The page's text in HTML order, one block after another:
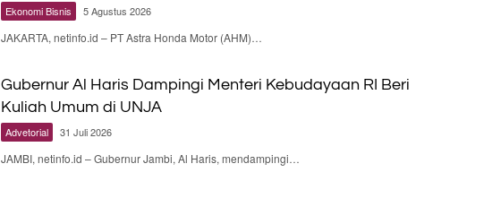
Ekonomi Bisnis 5 Agustus 2026
JAKARTA, netinfo.id – PT Astra Honda Motor (AHM)…
Gubernur Al Haris Dampingi Menteri Kebudayaan RI Beri
Kuliah Umum di UNJA
Advetorial 31 Juli 2026
JAMBI, netinfo.id – Gubernur Jambi, Al Haris, mendampingi…